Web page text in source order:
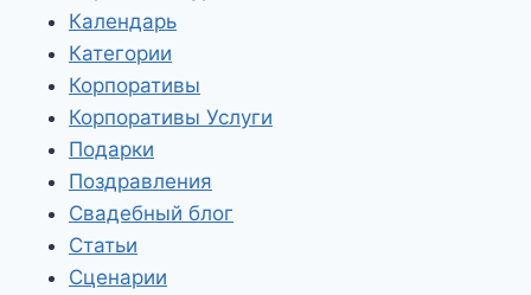
Календарь
Категории
Корпоративы
Корпоративы Услуги
Подарки
Поздравления
Свадебный блог
Статьи
Сценарии